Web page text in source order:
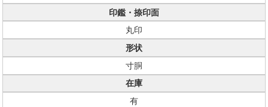
印鑑・捺印面
丸印
形状
寸胴
在庫
有